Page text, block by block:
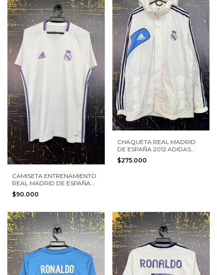
CAMISETA ENTRENAMIENTO
REAL MADRID DE ESPAÑA
2016 ADIDAS TALLA L
$90.000
CHAQUETA REAL MADRID
DE ESPAÑA 2012 ADIDAS
TALLA M
$275.000